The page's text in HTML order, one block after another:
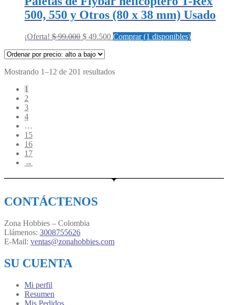
500, 550 y Otros (80 x 38 mm) Usado
¡Oferta! $99.000 Original
was:
$ 49.500Current
Comprar (1 disponibles)
Mostrando 1–12 de 201 resultadosSorted
1
2
3
4
…
15
16
17
→
CONTÁCTENOS
Zona Hobbies – Colombia
Llámenos: 3008755626
E-Mail: ventas@zonahobbies.com
SU CUENTA
Mi perfil
Resumen
Mis Pedidos